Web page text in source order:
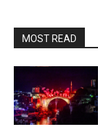
MOST READ